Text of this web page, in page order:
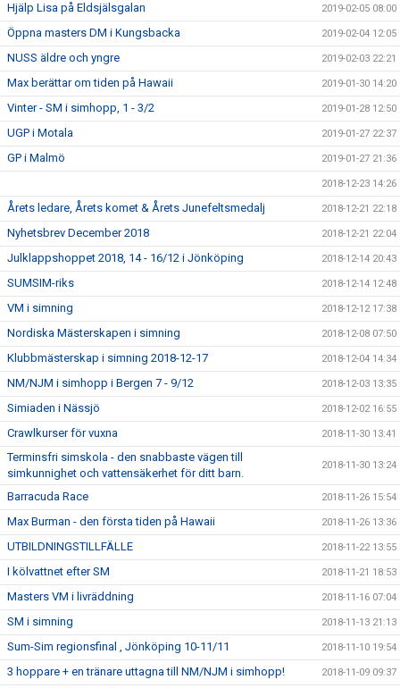
Hjälp Lisa på Eldsjälsgalan 2019-02-05 08:00
Öppna masters DM i Kungsbacka 2019-02-04 12:05
NUSS äldre och yngre 2019-02-03 22:21
Max berättar om tiden på Hawaii 2019-01-30 14:20
Vinter - SM i simhopp, 1 - 3/2 2019-01-28 12:50
UGP i Motala 2019-01-27 22:37
GP i Malmö 2019-01-27 21:36
2018-12-23 14:26
Årets ledare, Årets komet & Årets Junefeltsmedalj 2018-12-21 22:18
Nyhetsbrev December 2018 2018-12-21 22:04
Julklappshoppet 2018, 14 - 16/12 i Jönköping 2018-12-14 20:43
SUMSIM-riks 2018-12-14 12:48
VM i simning 2018-12-12 17:38
Nordiska Mästerskapen i simning 2018-12-08 07:50
Klubbmästerskap i simning 2018-12-17 2018-12-04 14:34
NM/NJM i simhopp i Bergen 7 - 9/12 2018-12-03 13:35
Simiaden i Nässjö 2018-12-02 16:55
Crawlkurser för vuxna 2018-11-30 13:41
Terminsfri simskola - den snabbaste vägen till
simkunnighet och vattensäkerhet för ditt barn.
2018-11-30 13:24
Barracuda Race 2018-11-26 15:54
Max Burman - den första tiden på Hawaii 2018-11-26 13:36
UTBILDNINGSTILLFÄLLE 2018-11-22 13:55
I kölvattnet efter SM 2018-11-21 18:53
Masters VM i livräddning 2018-11-16 07:04
SM i simning 2018-11-13 21:13
Sum-Sim regionsfinal , Jönköping 10-11/11 2018-11-10 19:54
3 hoppare + en tränare uttagna till NM/NJM i simhopp! 2018-11-09 09:37